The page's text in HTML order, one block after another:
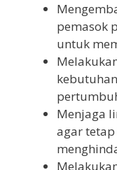
pemasok
untuk
Menjaga
agar